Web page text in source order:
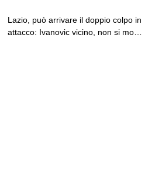
Lazio, può arrivare il doppio colpo in
attacco: Ivanovic vicino, non si molla